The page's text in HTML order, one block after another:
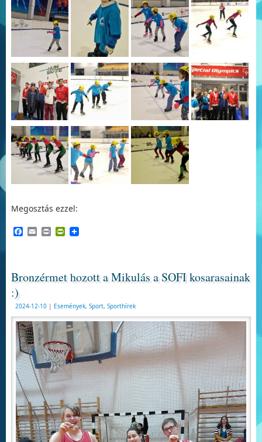
Megosztás ezzel:
Facebook
EmailPrintPrintFriendly
Bronzérmet hozott a Mikulás a SOFI kosarasainak
:)
2024-12-10 | Események, Sport, Sporthírek